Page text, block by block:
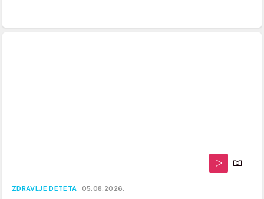
ZDRAVLJE DETETA 05.08.2026.